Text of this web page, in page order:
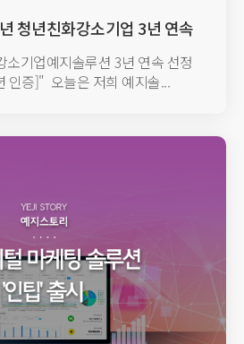
청년친화강소기업 3년 연속
기업예지솔루션 3년 연속 선정
인증]"​ 오늘은 저희 예지솔...